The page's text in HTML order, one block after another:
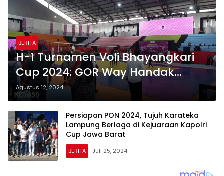
BERITA
H-1 Turnamen Voli Bhayangkari
Cup 2024: GOR Way Handak
Kalianda Menjadi Venue Berkelas
Agustus 12, 2024
Persiapan PON 2024, Tujuh Karateka
Lampung Berlaga di Kejuaraan Kapolri
Cup Jawa Barat
BERITA Juli 25, 2024